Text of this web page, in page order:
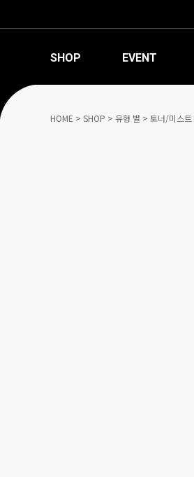
SHOP EVENT
HOME > SHOP > 유형 별 > 토너/미스트